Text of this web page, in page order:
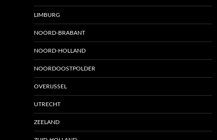
LIMBURG
NOORD-BRABANT
NOORD-HOLLAND
NOORDOOSTPOLDER
OVERIJSSEL
UTRECHT
ZEELAND